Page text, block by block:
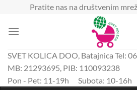
sadržaj
Pratite nas na društvenim
SVET KOLICA DOO, Batajnica Tel:
MB: 21293695, PIB: 110093238
Pon - Pet: 11-19h Subota: 10-16h